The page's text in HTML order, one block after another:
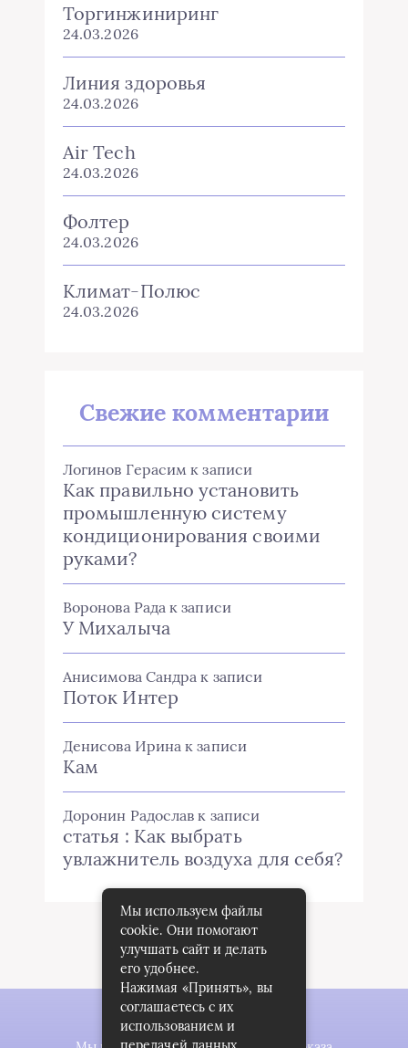
Торгинжиниринг
24.03.2026
Линия здоровья
24.03.2026
Air Tech
24.03.2026
Фолтер
24.03.2026
Климат-Полюс
24.03.2026
Свежие комментарии
Логинов Герасим к записи
Как правильно установить
промышленную систему
кондиционирования своими
руками?
Воронова Рада к записи
У Михалыча
Анисимова Сандра к записи
Поток Интер
Денисова Ирина к записи
Кам
Доронин Радослав к записи
статья : Как выбрать
увлажнитель воздуха для себя?
Мы используем файлы
cookie. Они помогают
улучшать сайт и делать
его удобнее.
Нажимая «Принять», вы
соглашаетесь с их
использованием и